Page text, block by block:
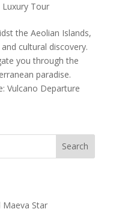
Luxury Tour
the Aeolian Islands,
cultural discovery.
you through the
paradise.
Vulcano Departure
Search
Maeva Star